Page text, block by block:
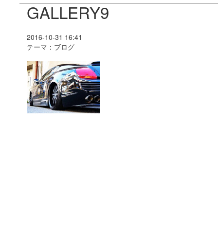
GALLERY9
2016-10-31 16:41
テーマ：ブログ